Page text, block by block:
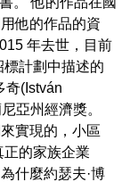
他的作品的資
年去世，目前
計劃中描述的
奇(István
亞州經濟獎。
實現的，小區
的家族企業
什麼約瑟夫·博